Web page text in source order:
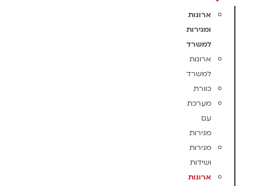
ארונות
ומגירות
למשרד
ארונות
למשרד
כוורת
מערכת
עם
מגירות
מגירות
ושידות
ארונות